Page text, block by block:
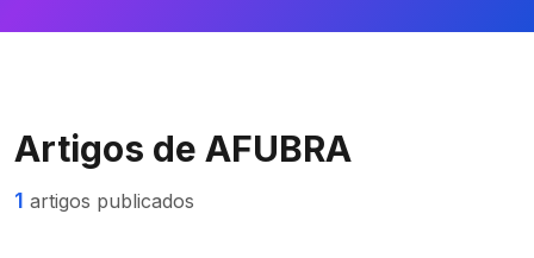
Artigos de AFUBRA
1 artigos publicados